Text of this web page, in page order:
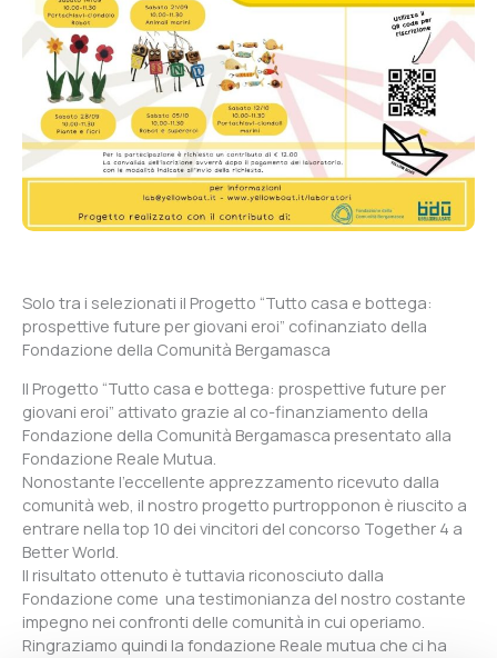
Solo tra i selezionati il Progetto “Tutto casa e bottega:
prospettive future per giovani eroi” cofinanziato della
Fondazione della Comunità Bergamasca
Il Progetto “Tutto casa e bottega: prospettive future per
giovani eroi” attivato grazie al co-finanziamento della
Fondazione della Comunità Bergamasca presentato alla
Fondazione Reale Mutua.
Nonostante l’eccellente apprezzamento ricevuto dalla
comunità web, il nostro progetto purtropponon è riuscito a
entrare nella top 10 dei vincitori del concorso Together 4 a
Better World.
Il risultato ottenuto è tuttavia riconosciuto dalla
Fondazione come una testimonianza del nostro costante
impegno nei confronti delle comunità in cui operiamo.
Ringraziamo quindi la fondazione Reale mutua che ci ha